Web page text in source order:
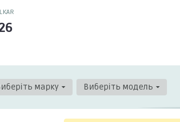
марку Виберіть модель